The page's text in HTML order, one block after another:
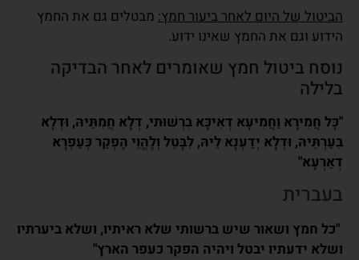
הביטול של היום לאחר ביעור חמץ: מבטלים גם את החמץ
הידוע וגם את החמץ שאינו ידוע.
נוסח ביטול חמץ שאומרים לאחר הבדיקה
בלילה
"כָּל חֲמִירָא וַחֲמִיעָא דְאִיכָּא בִרְשׁוּתִי, דְלָא חֲמִתֵּיהּ, וּדְלָא
בִעַרְתֵּיהּ, וּדְלָא יְדַעְנָא לֵיהּ, לִבָּטֵל וְלֶהֱוֵי הֶפְקֵר כְּעַפְרָא
דְאַרְעָא"
בעברית
"כל חמץ ושאור שיש ברשותי שלא ראיתיו, ושלא ביערתיו
ושלא ידעתיו יבטל ויהיה הפקר כעפר הארץ"